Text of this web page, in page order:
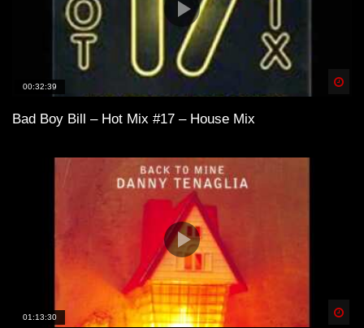
00:32:39
Bad Boy Bill – Hot Mix #17 – House Mix
01:13:30